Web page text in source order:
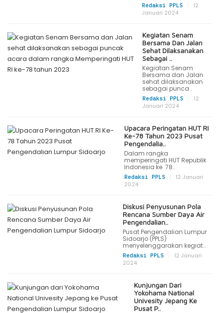
Redaksi PPLS
12
Januari 2024
Kegiatan Senam
Bersama Dan Jalan
Sehat Dilaksanakan
Sebagai ..
Kegiatan Senam
Bersama dan Jalan
sehat dilaksanakan
sebagai punca..
Redaksi PPLS
12
Januari 2024
Upacara Peringatan HUT RI
Ke-78 Tahun 2023 Pusat
Pengendalia..
Dalam rangka
memperingati HUT Republik
Indonesia ke 78..
Redaksi PPLS
12 Januari
2024
Diskusi Penyusunan Pola
Rencana Sumber Daya Air
Pengendalian..
Pusat Pengendalian Lumpur
Sidoarjo (PPLS)
menyelenggarakan kegiat..
Redaksi PPLS
12 Januari
2024
Kunjungan Dari
Yokohama National
Univesity Jepang Ke
Pusat P..